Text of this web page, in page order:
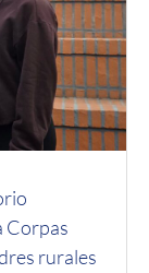
Corpas
rurales